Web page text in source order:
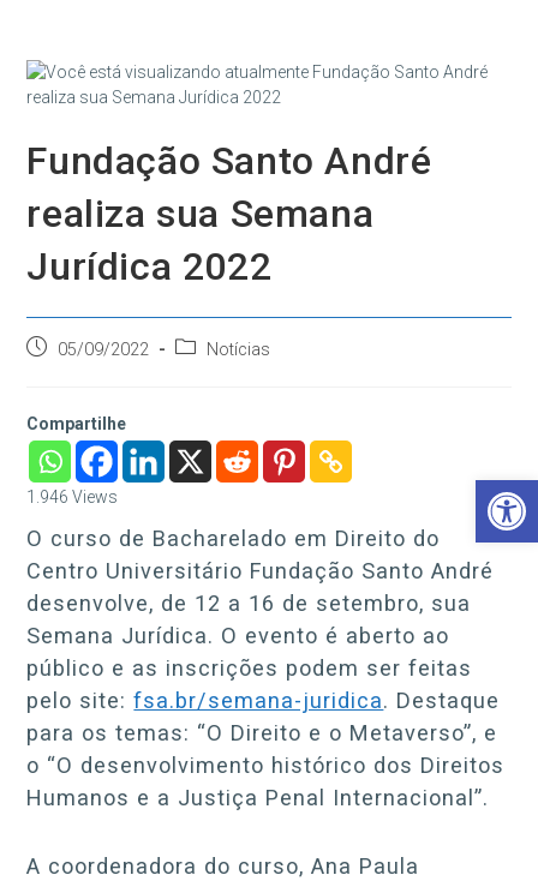
Barra de Ferramentas Aberta
conteúdo
Fundação Santo André
realiza sua Semana
Jurídica 2022
Post05/09/2022
Categoria
Notícias
Compartilhe
1.946 Views
O curso de Bacharelado em Direito do
Centro Universitário Fundação Santo André
desenvolve, de 12 a 16 de setembro, sua
Semana Jurídica. O evento é aberto ao
público e as inscrições podem ser feitas
pelo site:fsa.br/semana-juridica. Destaque
para os temas: “O Direito e o Metaverso”, e
o “O desenvolvimento histórico dos Direitos
Humanos e a Justiça Penal Internacional”.
A coordenadora do curso, Ana Paula